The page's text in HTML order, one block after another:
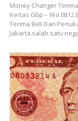
Money Changer
Kertas Gbp – Wa
Terima Beli Dan
Jakarta.salah satu